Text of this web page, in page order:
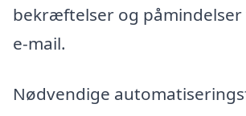
bekræftelser og påmindelser
e-mail.
Nødvendige